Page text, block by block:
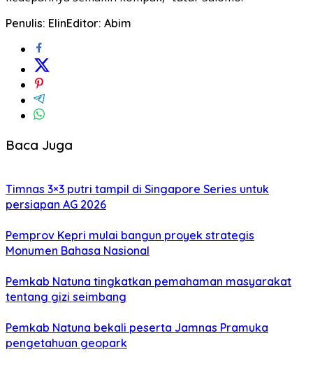
Penulis: ElinEditor: Abim
Baca Juga
Timnas 3×3 putri tampil di Singapore Series untuk
persiapan AG 2026
Pemprov Kepri mulai bangun proyek strategis
Monumen Bahasa Nasional
Pemkab Natuna tingkatkan pemahaman masyarakat
tentang gizi seimbang
Pemkab Natuna bekali peserta Jamnas Pramuka
pengetahuan geopark